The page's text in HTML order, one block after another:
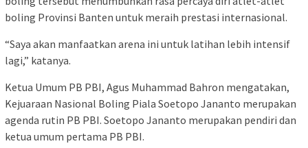
boling Provinsi Banten untuk meraih prestasi internasional.
“Saya akan manfaatkan arena ini untuk latihan lebih intensif
lagi,” katanya.
Ketua Umum PB PBI, Agus Muhammad Bahron mengatakan,
Kejuaraan Nasional Boling Piala Soetopo Jananto merupakan
agenda rutin PB PBI. Soetopo Jananto merupakan pendiri dan
ketua umum pertama PB PBI.